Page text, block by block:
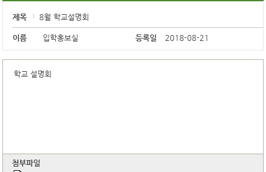
제목 8월 학교설명회
이름 입학홍보실 등록일 2018-08-21
학교 설명회
첨부파일